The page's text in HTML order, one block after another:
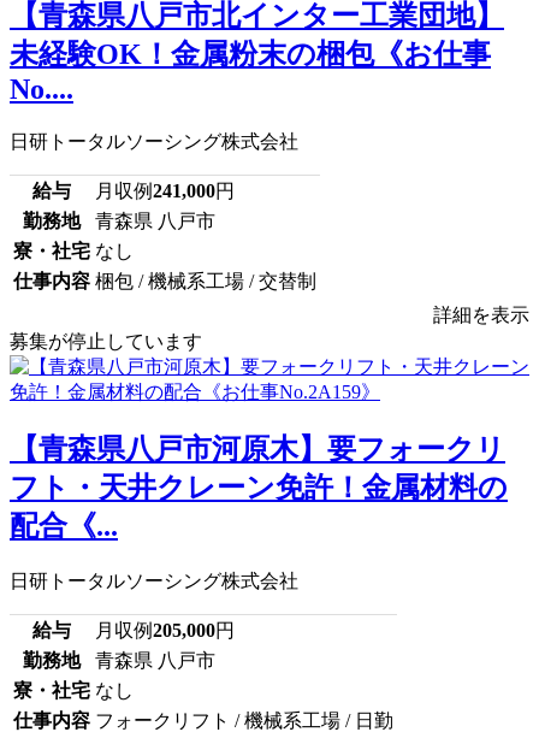
【青森県八戸市北インター工業団地】
未経験OK！金属粉末の梱包《お仕事
No....
日研トータルソーシング株式会社
給与 月収例241,000円
勤務地
青森県 八戸市
寮・社宅 なし
仕事内容 梱包 / 機械系工場 / 交替制
詳細を表示
募集が停止しています
【青森県八戸市河原木】要フォークリ
フト・天井クレーン免許！金属材料の
配合《...
日研トータルソーシング株式会社
給与 月収例205,000円
勤務地
青森県 八戸市
寮・社宅 なし
仕事内容 フォークリフト / 機械系工場 / 日勤